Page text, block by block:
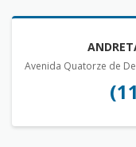
Avenida Quatorze de